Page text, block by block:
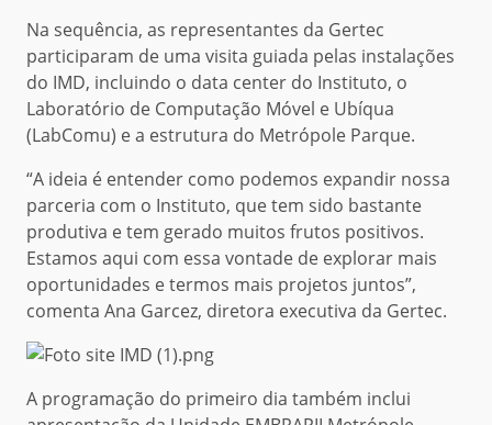
Na sequência, as representantes da Gertec
participaram de uma visita guiada pelas instalações
do IMD, incluindo o data center do Instituto, o
Laboratório de Computação Móvel e Ubíqua
(LabComu) e a estrutura do Metrópole Parque.
“A ideia é entender como podemos expandir nossa
parceria com o Instituto, que tem sido bastante
produtiva e tem gerado muitos frutos positivos.
Estamos aqui com essa vontade de explorar mais
oportunidades e termos mais projetos juntos”,
comenta Ana Garcez, diretora executiva da Gertec.
A programação do primeiro dia também inclui